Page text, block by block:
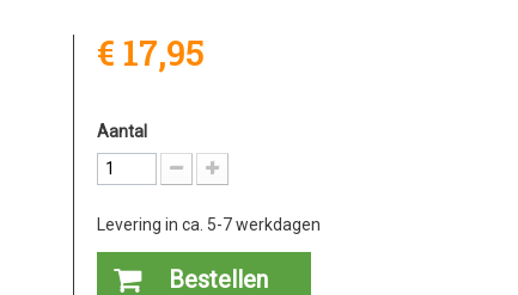
€ 17,95
Aantal
Levering in ca. 5-7 werkdagen
Bestellen